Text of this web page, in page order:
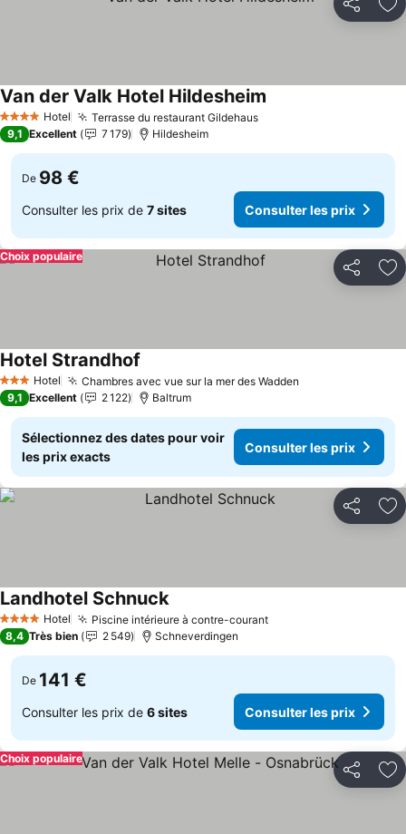
Partager
4 Étoiles Hotel Terrasse du restaurant Gildehaus
Van der Valk Hotel Hildesheim
9,1 Excellent 7 179 Hildesheim
De 98 €
Consulter les prix de 7 sites Consulter les prix
Partager
Choix populaire
3 ÉtoilesHotel Chambres avec vue sur la mer des Wadden
Hotel Strandhof
9,1 Excellent 2 122 Baltrum
Sélectionnez des dates pour voir
les prix exacts
Consulter les prix
Partager
4 Étoiles Hotel Piscine intérieure à contre-courant
Landhotel Schnuck
8,4 Très bien 2 549 Schneverdingen
De 141 €
Consulter les prix de 6 sites Consulter les prix
Partager
Choix populaire